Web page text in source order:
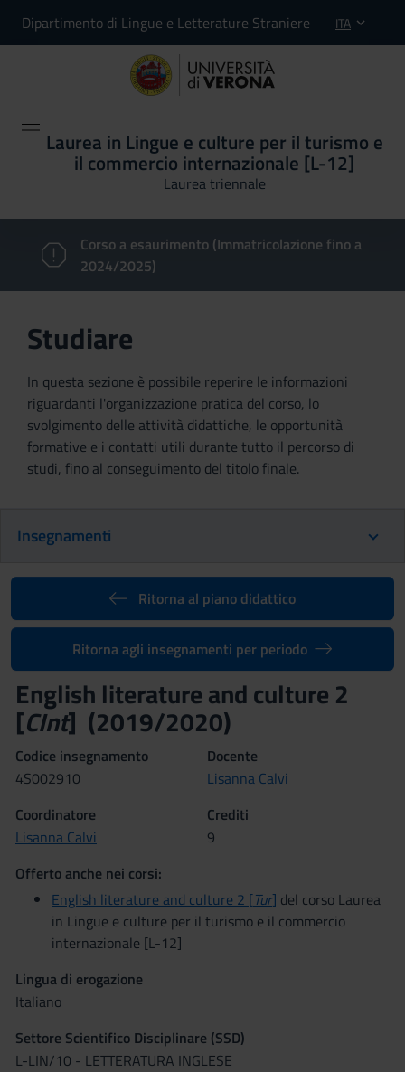
Dipartimento di Lingue e Letterature Straniere ITA
Laurea in Lingue e culture per il turismo e
il commercio internazionale [L-12]
Laurea triennale
Corso a esaurimento (Immatricolazione fino a
2024/2025)
Studiare
In questa sezione è possibile reperire le informazioni
riguardanti l'organizzazione pratica del corso, lo
svolgimento delle attività didattiche, le opportunità
formative e i contatti utili durante tutto il percorso di
studi, fino al conseguimento del titolo finale.
Insegnamenti
Ritorna al piano didattico
Ritorna agli insegnamenti per periodo
English literature and culture 2
[CInt] (2019/2020)
Codice insegnamento
4S002910
Docente
Lisanna Calvi
Coordinatore
Lisanna Calvi
Crediti
9
Offerto anche nei corsi:
English literature and culture 2 [Tur] del corso Laurea
in Lingue e culture per il turismo e il commercio
internazionale [L-12]
Lingua di erogazione
Italiano
Settore Scientifico Disciplinare (SSD)
L-LIN/10 - LETTERATURA INGLESE